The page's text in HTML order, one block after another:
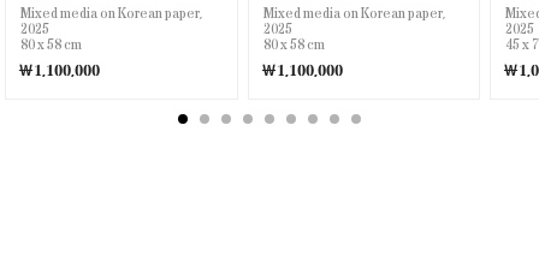
Mixed media on Korean paper,
2025
80 x 58 cm
￦1,100,000
Mixed media on Korean paper,
2025
80 x 58 cm
￦1,100,000
2025
45 x
￦